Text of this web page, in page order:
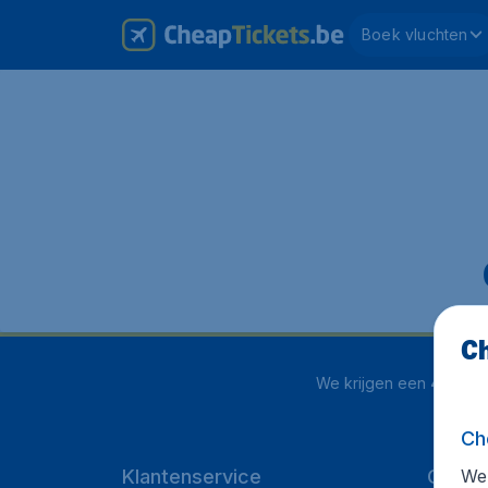
Boek vluchten
We krijgen een 4.1 uit 5
Klantenservice